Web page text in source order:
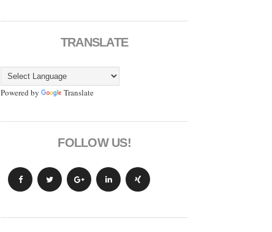
TRANSLATE
Powered by Translate
FOLLOW US!